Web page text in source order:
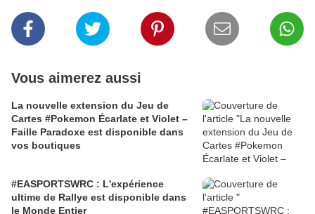
Vous aimerez aussi
La nouvelle extension du Jeu de
Cartes #Pokemon Écarlate et Violet –
Faille Paradoxe est disponible dans
vos boutiques
#EASPORTSWRC : L'expérience
ultime de Rallye est disponible dans
le Monde Entier